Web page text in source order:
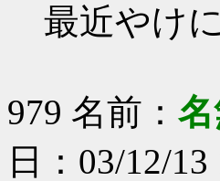
最近やけ
979 名前：
日：03/12/